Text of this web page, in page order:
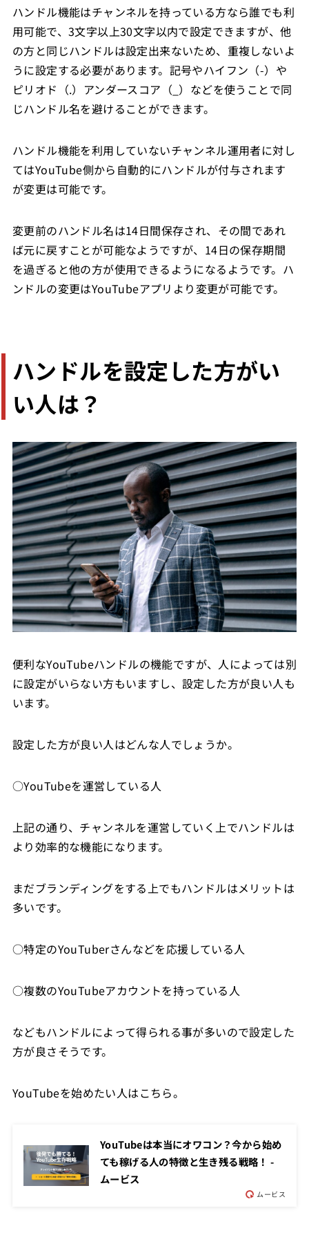
ハンドル機能はチャンネルを持っている方なら誰でも利
用可能で、3文字以上30文字以内で設定できますが、他
の方と同じハンドルは設定出来ないため、重複しないよ
うに設定する必要があります。記号やハイフン（-）や
ピリオド（.）アンダースコア（_）などを使うことで同
じハンドル名を避けることができます。
ハンドル機能を利用していないチャンネル運用者に対し
てはYouTube側から自動的にハンドルが付与されます
が変更は可能です。
変更前のハンドル名は14日間保存され、その間であれ
ば元に戻すことが可能なようですが、14日の保存期間
を過ぎると他の方が使用できるようになるようです。ハ
ンドルの変更はYouTubeアプリより変更が可能です。
ハンドルを設定した方がい
い人は？
便利なYouTubeハンドルの機能ですが、人によっては別
に設定がいらない方もいますし、設定した方が良い人も
います。
設定した方が良い人はどんな人でしょうか。
○YouTubeを運営している人
上記の通り、チャンネルを運営していく上でハンドルは
より効率的な機能になります。
まだブランディングをする上でもハンドルはメリットは
多いです。
○特定のYouTuberさんなどを応援している人
○複数のYouTubeアカウントを持っている人
などもハンドルによって得られる事が多いので設定した
方が良さそうです。
YouTubeを始めたい人はこちら。
YouTubeは本当にオワコン？今から始め
ても稼げる人の特徴と生き残る戦略！ -
ムービス
ムービス